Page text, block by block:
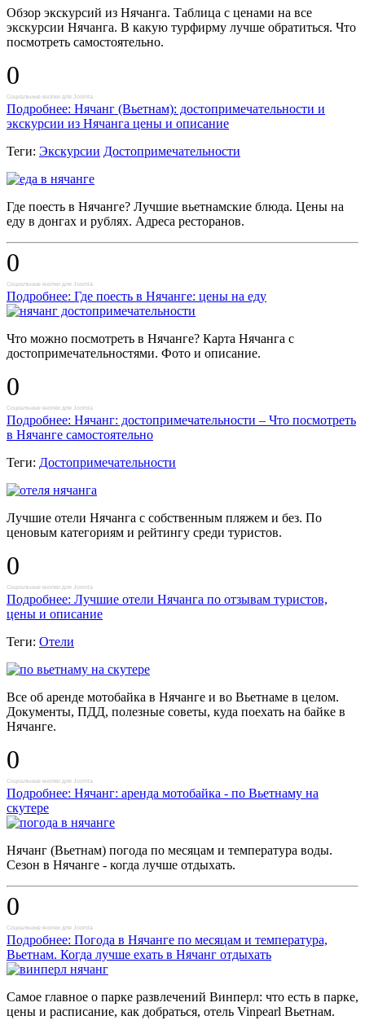
Обзор экскурсий из Нячанга. Таблица с ценами на все
экскурсии Нячанга. В какую турфирму лучше обратиться. Что
посмотреть самостоятельно.
0
Социальные кнопки для Joomla
Подробнее: Нячанг (Вьетнам): достопримечательности и
экскурсии из Нячанга цены и описание
Теги: Экскурсии Достопримечательности
Где поесть в Нячанге? Лучшие вьетнамские блюда. Цены на
еду в донгах и рублях. Адреса ресторанов.
0
Социальные кнопки для Joomla
Подробнее: Где поесть в Нячанге: цены на еду
Что можно посмотреть в Нячанге? Карта Нячанга с
достопримечательностями. Фото и описание.
0
Социальные кнопки для Joomla
Подробнее: Нячанг: достопримечательности – Что посмотреть
в Нячанге самостоятельно
Теги: Достопримечательности
Лучшие отели Нячанга с собственным пляжем и без. По
ценовым категориям и рейтингу среди туристов.
0
Социальные кнопки для Joomla
Подробнее: Лучшие отели Нячанга по отзывам туристов,
цены и описание
Теги: Отели
Все об аренде мотобайка в Нячанге и во Вьетнаме в целом.
Документы, ПДД, полезные советы, куда поехать на байке в
Нячанге.
0
Социальные кнопки для Joomla
Подробнее: Нячанг: аренда мотобайка - по Вьетнаму на
скутере
Нячанг (Вьетнам) погода по месяцам и температура воды.
Сезон в Нячанге - когда лучше отдыхать.
0
Социальные кнопки для Joomla
Подробнее: Погода в Нячанге по месяцам и температура,
Вьетнам. Когда лучше ехать в Нячанг отдыхать
Самое главное о парке развлечений Винперл: что есть в парке,
цены и расписание, как добраться, отель Vinpearl Вьетнам.